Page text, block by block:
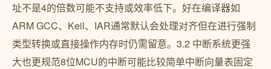
址不是4的倍数可能不支持或效率低下。好在编译器如
ARM GCC、Keil、IAR通常默认会处理对齐但在进行强制
类型转换或直接操作内存时仍需留意。3.2 中断系统更强
大也更规范8位MCU的中断可能比较简单中断向量表固定